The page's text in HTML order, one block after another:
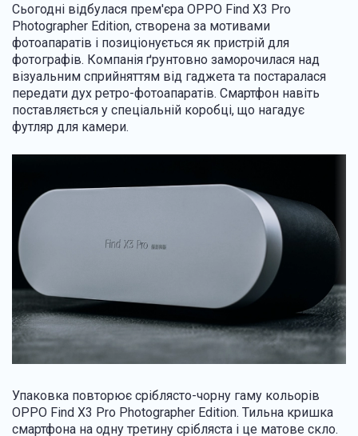
Сьогодні відбулася прем'єра OPPO Find X3 Pro
Photographer Edition, створена за мотивами
фотоапаратів і позиціонується як пристрій для
фотографів. Компанія ґрунтовно заморочилася над
візуальним сприйняттям від гаджета та постаралася
передати дух ретро-фотоапаратів. Смартфон навіть
поставляється у спеціальній коробці, що нагадує
футляр для камери.
Упаковка повторює сріблясто-чорну гаму кольорів
OPPO Find X3 Pro Photographer Edition. Тильна кришка
смартфона на одну третину срібляста і це матове скло.